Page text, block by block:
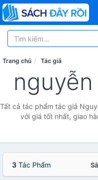
Trang chủ Tác giả
Tất cả tác phẩm tác giả
với giá tốt nhất, giao
3 Tác Phẩm